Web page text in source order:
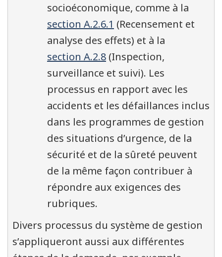
socioéconomique, comme à la
section A.2.6.1 (Recensement et
analyse des effets) et à la
section A.2.8 (Inspection,
surveillance et suivi). Les
processus en rapport avec les
accidents et les défaillances inclus
dans les programmes de gestion
des situations d’urgence, de la
sécurité et de la sûreté peuvent
de la même façon contribuer à
répondre aux exigences des
rubriques.
Divers processus du système de gestion
s’appliqueront aussi aux différentes